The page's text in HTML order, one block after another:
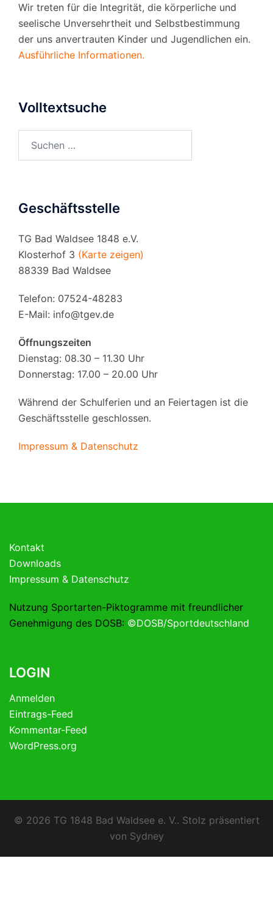
Wir treten für die Integrität, die körperliche und
seelische Unversehrtheit und Selbstbestimmung
der uns anvertrauten Kinder und Jugendlichen ein.
Ausführliche Informationen.
Volltextsuche
nach:
Geschäftsstelle
TG Bad Waldsee 1848 e.V.
Klosterhof 3 (Karte zeigen)
88339 Bad Waldsee
Telefon: 07524-48283
E-Mail: info@tgev.de
Öffnungszeiten
Dienstag: 08.30 – 11.30 Uhr
Donnerstag: 17.00 – 20.00 Uhr
Während der Schulferien und an Feiertagen ist die
Geschäftsstelle geschlossen.
Impressum & Datenschutz
Kontakt
Downloads
Impressum & Datenschutz
Nutzung Sportarten-Piktogramme mit freundlicher
Genehmigung des DOSB: ©DOSB/Sportdeutschland
LOGIN
Anmelden
Eintrags-Feed
Kommentar-Feed
WordPress.org
© 2026 TG 1848 Bad Waldsee e. V.. Stolz präsentiert
von Sydney